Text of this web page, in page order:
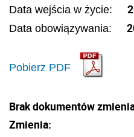
Data wejścia w życie:
Data obowiązywania:
Pobierz PDF
Brak dokumentów
Zmienia: